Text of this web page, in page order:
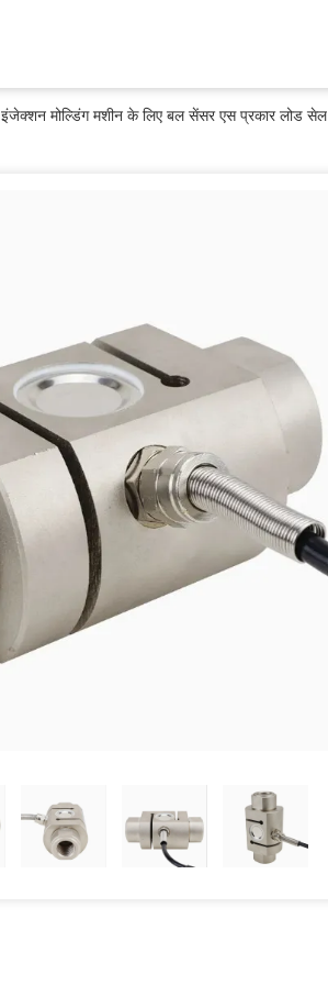
इंजेक्शन मोल्डिंग मशीन के लिए बल सेंसर एस प्रकार लोड सेल